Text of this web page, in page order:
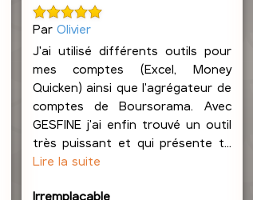
Par Olivier
J'ai utilisé différents outils pour
mes comptes (Excel, Money
Quicken) ainsi que l'agrégateur de
comptes de Boursorama. Avec
GESFINE j'ai enfin trouvé un outil
très puissant et qui présente t...
Lire la suite
Irremplaçable